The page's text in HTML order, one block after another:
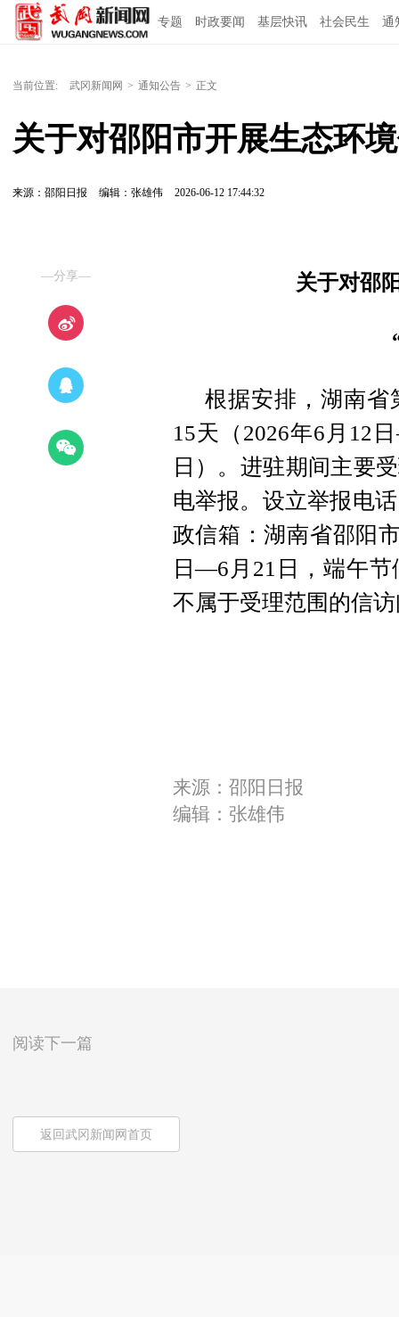
专题 时政要闻 基层快讯 社会民生 通
当前位置: 武冈新闻网 > 通知公告 > 正文
关于对邵阳市开展生态环
来源：邵阳日报 编辑：张雄伟 2026-06-12 17:44:32
—分享— 关于对邵
根据安排，湖南省
15天（2026年6月12
日）。进驻期间主要
电举报。设立举报电
政信箱：湖南省邵阳
日—6月21日，端午
不属于受理范围的信
来源：邵阳日报
编辑：张雄伟
阅读下一篇
返回武冈新闻网首页